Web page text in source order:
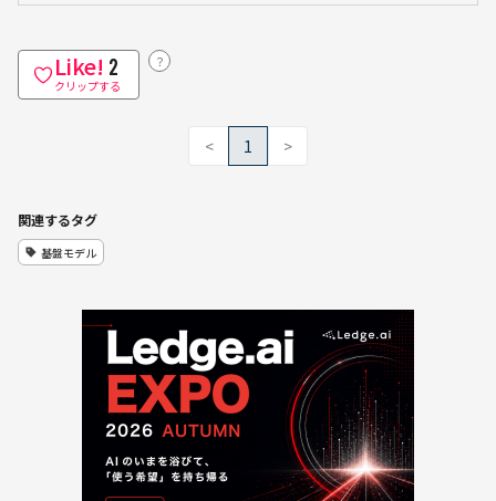
Like! 2
クリップする
？
< 1 >
関連するタグ
基盤モデル